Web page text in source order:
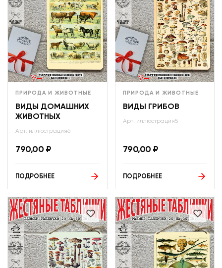
ПРИРОДА И ЖИВОТНЫЕ
ВИДЫ ДОМАШНИХ
ЖИВОТНЫХ
Арт: иллюстрация6
790,00 ₽
ПОДРОБНЕЕ
ПРИРОДА И ЖИВОТНЫЕ
ВИДЫ ГРИБОВ
Арт: иллюстрация5
790,00 ₽
ПОДРОБНЕЕ